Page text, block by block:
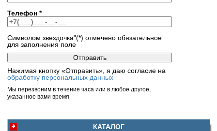
Телефон *
Символом звездочка"(*) отмечено обязательное
для заполнения поле
Нажимая кнопку «Отправить», я даю согласие на
обработку персональных данных
Мы перезвоним в течение часа или в любое другое,
указанное вами время
КАТАЛОГ